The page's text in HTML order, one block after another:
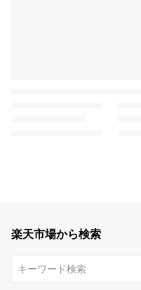
楽天市場から検索